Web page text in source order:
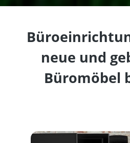
neue und
Büromöbel